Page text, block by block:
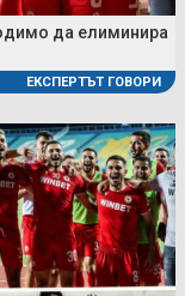
да елиминира
ЕКСПЕРТЪТ ГОВОРИ